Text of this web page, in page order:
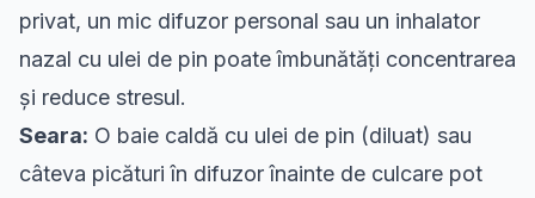
privat, un mic difuzor personal sau un inhalator
nazal cu ulei de pin poate îmbunătăți concentrarea
și reduce stresul.
Seara: O baie caldă cu ulei de pin (diluat) sau
câteva picături în difuzor înainte de culcare pot